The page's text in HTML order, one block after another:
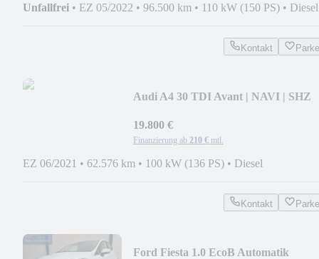
Unfallfrei • EZ 05/2022 • 96.500 km • 110 kW (150 PS) • Diesel
Kontakt
Audi A4 30 TDI Avant | NAVI | SHZ
19.800 €
Finanzierung ab 210 € mtl.
EZ 06/2021 • 62.576 km • 100 kW (136 PS) • Diesel
Kontakt
Ford Fiesta 1.0 EcoB Automatik